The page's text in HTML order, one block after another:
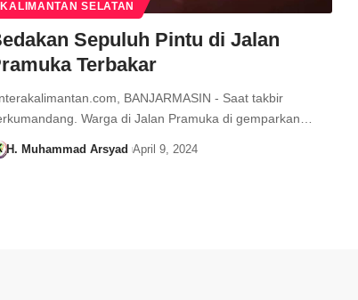
KALIMANTAN SELATAN
Sepuluh Pintu di Jalan
Terbakar
BANJARMASIN - Saat takbir
Warga di Jalan Pramuka di gemparkan…
H. Muhammad Arsyad April 9, 2024